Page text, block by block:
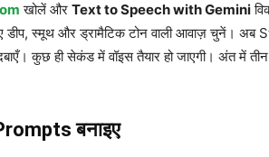
खोलें और Text to Speech with Gemini
डीप, स्मूथ और ड्रामैटिक टोन वाली आवाज़ चुनें।
कुछ ही सेकंड में वॉइस तैयार हो जाएगी। अंत में
बनाइए